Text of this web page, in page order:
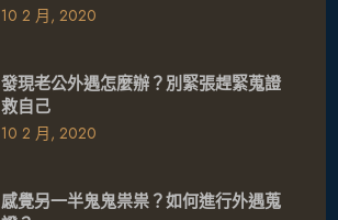
10 2 月, 2020
發現老公外遇怎麼辦？別緊張趕緊蒐證
救自己
10 2 月, 2020
感覺另一半鬼鬼祟祟？如何進行外遇蒐